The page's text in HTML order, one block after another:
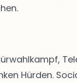
Hürden.